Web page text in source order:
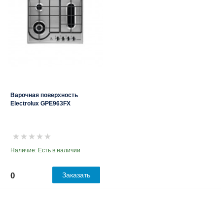
Варочная поверхность
Electrolux GPE963FX
Наличие: Есть в наличии
0 Заказать